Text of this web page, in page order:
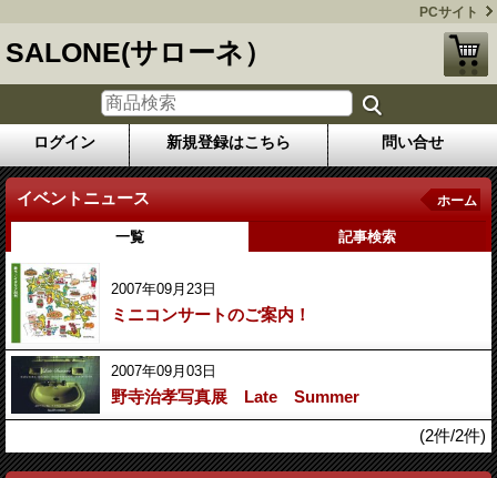
PCサイト
SALONE(サローネ）
ログイン 新規登録はこちら 問い合せ
イベントニュース ホーム
一覧 記事検索
2007年09月23日
ミニコンサートのご案内！
2007年09月03日
野寺治孝写真展 Late Summer
(2件/2件)